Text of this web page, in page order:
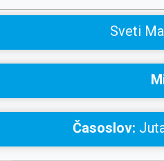
Sveti
Časoslov: